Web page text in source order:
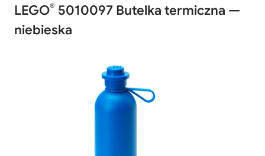
LEGO® 5010097 Butelka termiczna —
niebieska